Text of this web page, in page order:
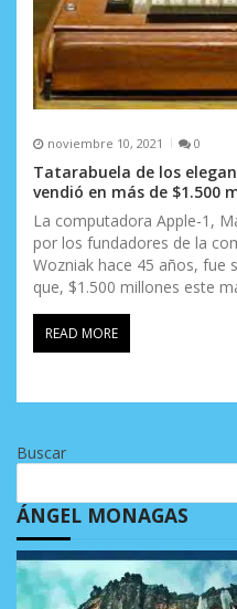
noviembre 10, 2021 0
Tatarabuela de los
vendió en más de $1.500
La computadora Apple-1,
por los fundadores de la
Wozniak hace 45 años, fue
que, $1.500 millones este
READ MORE
Buscar
ÁNGEL MONAGAS